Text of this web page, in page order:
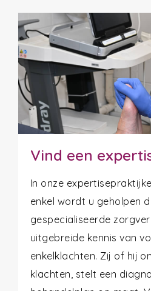
Vind een
In onze
enkel wordt u geholpen
gespecialiseerde
uitgebreide kennis van
enkelklachten. Zij of hij
klachten, stelt een